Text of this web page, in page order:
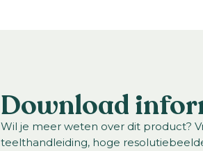
Download
Wil je meer weten over dit product?
teelthandleiding, hoge